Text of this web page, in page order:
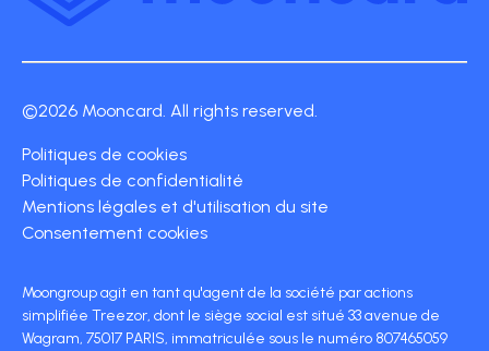
©2026 Mooncard. All rights reserved.
Politiques de cookies
Politiques de confidentialité
Mentions légales et d'utilisation du site
Consentement cookies
Moongroup agit en tant qu'agent de la société par actions
simplifiée Treezor, dont le siège social est situé 33 avenue de
Wagram, 75017 PARIS, immatriculée sous le numéro 807465059